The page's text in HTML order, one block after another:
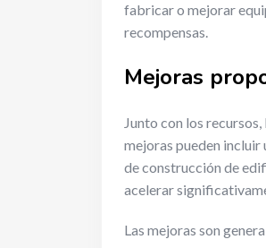
fabricar o mejorar
recompensas.
Mejoras
Junto con los
mejoras pueden
de construcción de
acelerar
Las mejoras son